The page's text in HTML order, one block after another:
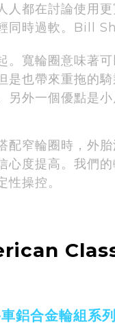
人都在討論使用
同時過軟。Bill
。寬輪圈意味著
是也帶來重拖的
另外一個優點是
配窄輪圈時，外
心度提高。我們
性操控。
鋁合金輪組系列